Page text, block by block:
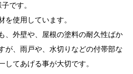
です。
を使用しています。
、外壁や、屋根の塗料の耐久性ばか
が、雨戸や、水切りなどの付帯部な
してあげる事が大切です。